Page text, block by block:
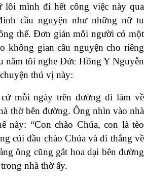
lôi mình đi hết công việc này qua
cầu nguyện như những nữ tu
thể. Đơn giản mỗi người có một
không gian cầu nguyện cho riêng
năm tôi nghe Đức Hồng Y Nguyễn
thú vị này:
mỗi ngày trên đường đi làm về
thờ bên đường. Ông nhìn vào nhà
này: “Con chào Chúa, con là tèo
cúi đầu chào Chúa và đi thẳng về
ông cũng gắt hoa dại bên đường
nhà thờ ấy.